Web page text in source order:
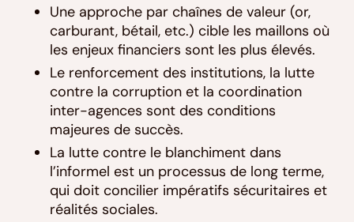
Une approche par chaînes de valeur (or,
carburant, bétail, etc.) cible les maillons où
les enjeux financiers sont les plus élevés.
Le renforcement des institutions, la lutte
contre la corruption et la coordination
inter-agences sont des conditions
majeures de succès.
La lutte contre le blanchiment dans
l’informel est un processus de long terme,
qui doit concilier impératifs sécuritaires et
réalités sociales.